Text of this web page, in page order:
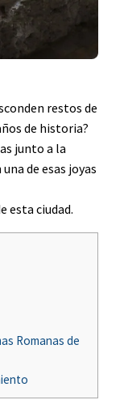
restos de
de historia?
junto a la
de esas joyas
esta ciudad.
Romanas de